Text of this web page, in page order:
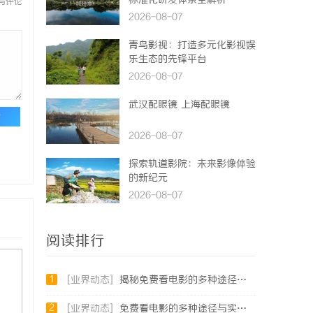
2026-08-07
青鸟影视：打造多元化影视娱
乐生态的先锋平台
2026-08-07
武汉配眼镜 上海配眼镜
2026-08-07
探索轨道影院：未来影像体验
的新纪元
2026-08-07
阅读排行
1 [业界动态] 揭秘免费看电影的多种途径及注意事项详解
2 [业界动态] 免费看电影的多种途径与实用攻略详解